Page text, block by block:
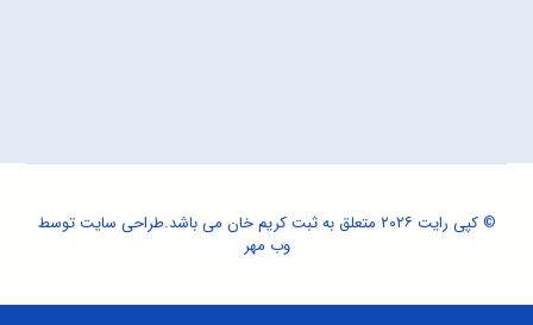
© کپی رایت ۲۰۲۶ متعلق به ثبت کریم خان می باشد. طراحی سایتتوسط
وب مهر